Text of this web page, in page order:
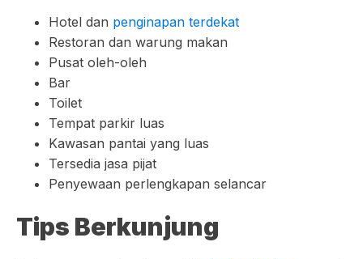
Hotel dan penginapan terdekat
Restoran dan warung makan
Pusat oleh-oleh
Bar
Toilet
Tempat parkir luas
Kawasan pantai yang luas
Tersedia jasa pijat
Penyewaan perlengkapan selancar
Tips Berkunjung